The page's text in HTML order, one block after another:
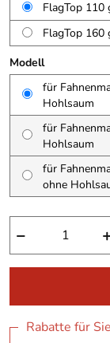
FlagTop 110
FlagTop 160
Modell
für
Hohlsaum
für
Hohlsaum
für
ohne
−
Rabatte für Sie